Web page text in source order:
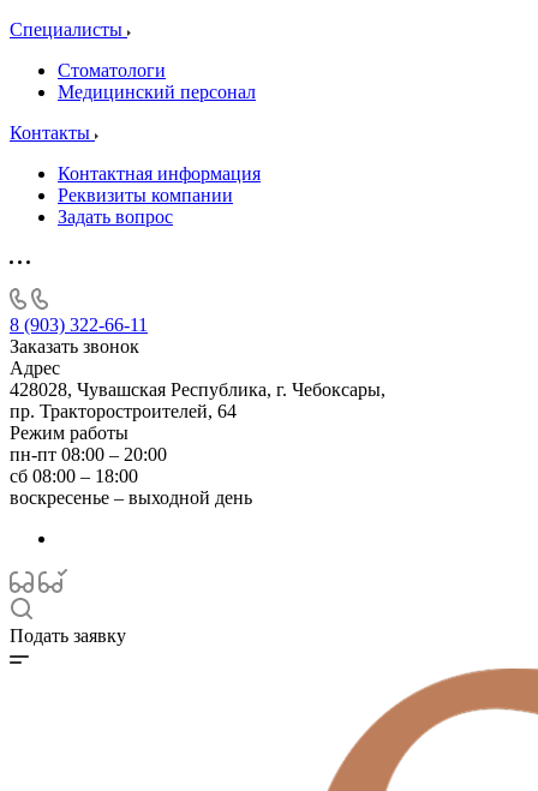
Специалисты
Стоматологи
Медицинский персонал
Контакты
Контактная информация
Реквизиты компании
Задать вопрос
8 (903) 322-66-11
Заказать звонок
Адрес
428028, Чувашская Республика, г. Чебоксары,
пр. Тракторостроителей, 64
Режим работы
пн-пт 08:00 – 20:00
сб 08:00 – 18:00
воскресенье – выходной день
Подать заявку